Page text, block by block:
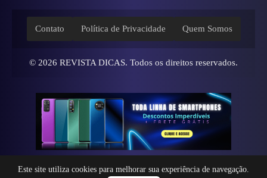
Contato Política de Privacidade Quem Somos
© 2026 REVISTA DICAS. Todos os direitos reservados.
Este site utiliza cookies para melhorar sua experiência de navegação.